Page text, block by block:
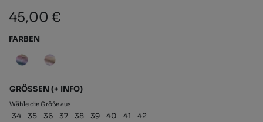
45,00 €
FARBEN
GRÖSSEN (+ INFO)
Wähle die Größe aus
34 35 36 37 38 39 40 41 42